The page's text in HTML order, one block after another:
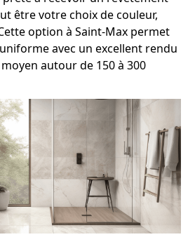
être votre choix de couleur,
option à Saint-Max permet
avec un excellent rendu
autour de 150 à 300